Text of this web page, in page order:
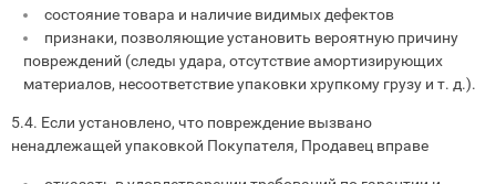
состояние товара и наличие видимых дефектов
признаки, позволяющие установить вероятную причину
повреждений (следы удара, отсутствие амортизирующих
материалов, несоответствие упаковки хрупкому грузу и т. д.).
5.4. Если установлено, что повреждение вызвано
ненадлежащей упаковкой Покупателя, Продавец вправе